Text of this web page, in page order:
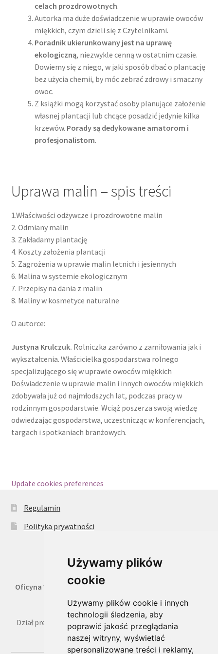
Używamy plików
cookie
Używamy plików cookie i innych
technologii śledzenia, aby
poprawić jakość przeglądania
naszej witryny, wyświetlać
spersonalizowane treści i reklamy,
celach prozdrowotnych.
Autorka ma duże doświadczenie w uprawie owoców
miękkich, czym dzieli się z Czytelnikami.
Poradnik ukierunkowany jest na uprawę
ekologiczną, niezwykle cenną w ostatnim czasie.
Dowiemy się z niego, w jaki sposób dbać o plantację
bez użycia chemii, by móc zebrać zdrowy i smaczny
owoc.
Z książki mogą korzystać osoby planujące założenie
własnej plantacji lub chcące posadzić jedynie kilka
krzewów. Porady są dedykowane amatorom i
profesjonalistom.
Uprawa malin – spis treści
1.Właściwości odżywcze i prozdrowotne malin
2. Odmiany malin
3. Zakładamy plantację
4. Koszty założenia plantacji
5. Zagrożenia w uprawie malin letnich i jesiennych
6. Malina w systemie ekologicznym
7. Przepisy na dania z malin
8. Maliny w kosmetyce naturalne
O autorce:
Justyna Krulczuk. Rolniczka zarówno z zamiłowania jak i
wykształcenia. Właścicielka gospodarstwa rolnego
specjalizującego się w uprawie owoców miękkich
Doświadczenie w uprawie malin i innych owoców miękkich
zdobywała już od najmłodszych lat, podczas pracy w
rodzinnym gospodarstwie. Wciąż poszerza swoją wiedzę
odwiedzając gospodarstwa, uczestnicząc w konferencjach,
targach i spotkaniach branżowych.
Update cookies preferences
Regulamin
Polityka prywatności
Oficyna Wydawnicza Oikos Sp. z o.o.
ul. Kaliska 1 m. 7,
Dział prenumeraty: tel. 22 659 36 50, faks 22 822 66 49, e-
mail: prenumerata@oikos.net.pl